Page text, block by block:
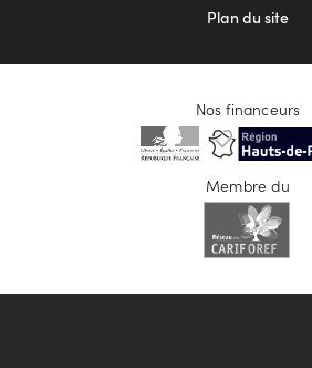
Plan du site
Nos financeurs
Membre du